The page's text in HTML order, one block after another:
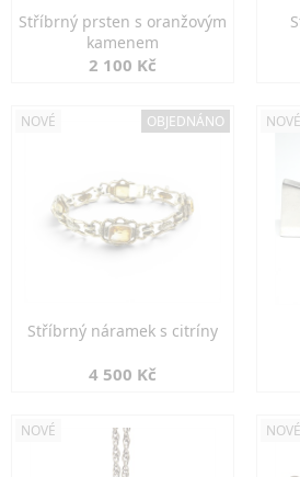
Stříbrný prsten s oranžovým
kamenem
2 100 Kč
NOVÉ OBJEDNÁNO
Stříbrný náramek s citríny
4 500 Kč
NOVÉ
NOVÉ NOVÉ